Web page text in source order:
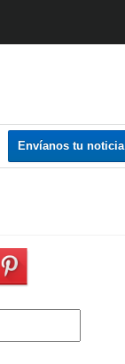
Envíanos tu noticia